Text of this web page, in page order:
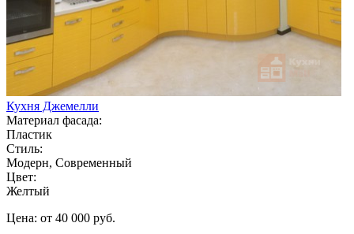
Кухня Джемелли
Материал фасада:
Пластик
Стиль:
Модерн, Современный
Цвет:
Желтый
Цена: от 40 000 руб.